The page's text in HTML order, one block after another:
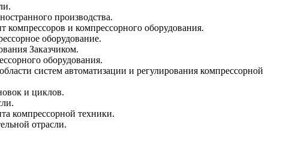
производства.
и компрессорного оборудования.
оборудование.
Заказчиком.
оборудования.
систем автоматизации и регулирования компрессорной
и циклов.
компрессорной техники.
отрасли.